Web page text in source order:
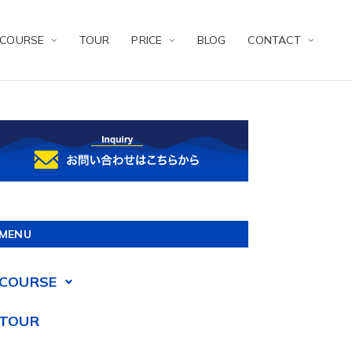
COURSE TOUR PRICE BLOG CONTACT
MENU
COURSE
TOUR